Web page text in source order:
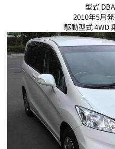
型式
2010年5月
駆動型式 4WD